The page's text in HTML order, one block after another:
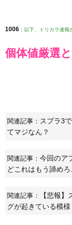
1006 : 以下、トリカラ速報
個体値厳選
関連記事： スプラ3
てマジなん？
関連記事： 今回のア
どこれはもう諦め
関連記事：
【悲報
グが起きている模様